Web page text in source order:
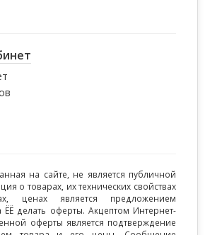
на сайте, не является публичной
о товарах, их технических свойствах
ценах является предложением
ЁЁ делать оферты. Акцептом Интернет-
оферты является подтверждение